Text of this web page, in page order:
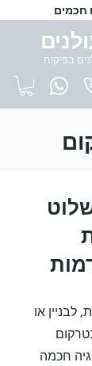
חכמים
בפיקוח
לבניין או
חכמה